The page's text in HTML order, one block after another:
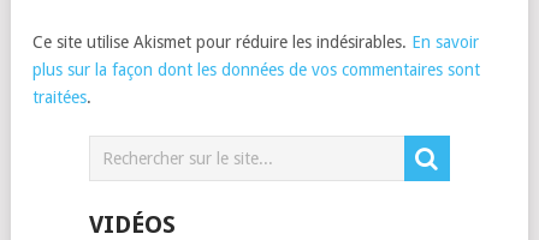
Ce site utilise Akismet pour réduire les indésirables. En savoir
plus sur la façon dont les données de vos commentaires sont
traitées.
VIDÉOS